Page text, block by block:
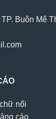
Buôn Mê
nổi
cáo